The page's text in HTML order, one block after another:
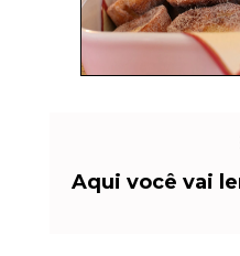
Aqui você vai